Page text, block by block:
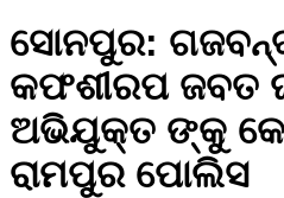
ସୋନପୁର:
କଫଶୀରପ ଜବତ
ଅଭିଯୁକ୍ତ ଙ୍କୁ
ରାମପୁର ପୋଲିସ